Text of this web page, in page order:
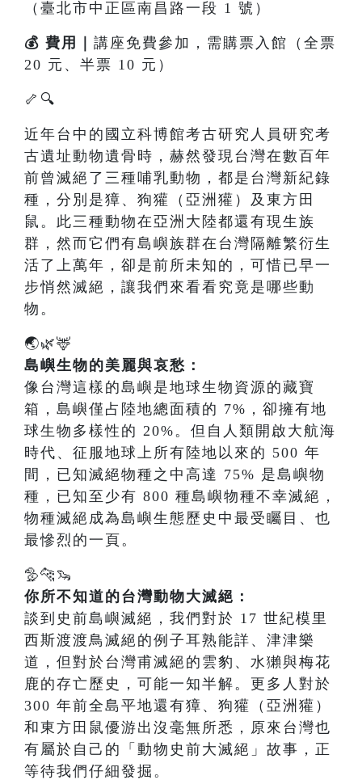
（臺北市中正區南昌路一段 1 號）
💰 費用｜ 講座免費參加，需購票入館（全票
20 元、半票 10 元）
🦴🔍
近年台中的國立科博館考古研究人員研究考
古遺址動物遺骨時，赫然發現台灣在數百年
前曾滅絕了三種哺乳動物，都是台灣新紀錄
種，分別是獐、狗獾（亞洲獾）及東方田
鼠。此三種動物在亞洲大陸都還有現生族
群，然而它們有島嶼族群在台灣隔離繁衍生
活了上萬年，卻是前所未知的，可惜已早一
步悄然滅絕，讓我們來看看究竟是哪些動
物。
🌏🌿🦌
島嶼生物的美麗與哀愁：
像台灣這樣的島嶼是地球生物資源的藏寶
箱，島嶼僅占陸地總面積的 7%，卻擁有地
球生物多樣性的 20%。但自人類開啟大航海
時代、征服地球上所有陸地以來的 500 年
間，已知滅絕物種之中高達 75% 是島嶼物
種，已知至少有 800 種島嶼物種不幸滅絕，
物種滅絕成為島嶼生態歷史中最受矚目、也
最慘烈的一頁。
🦤🐆🦦
你所不知道的台灣動物大滅絕：
談到史前島嶼滅絕，我們對於 17 世紀模里
西斯渡渡鳥滅絕的例子耳熟能詳、津津樂
道，但對於台灣甫滅絕的雲豹、水獺與梅花
鹿的存亡歷史，可能一知半解。更多人對於
300 年前全島平地還有獐、狗獾（亞洲獾）
和東方田鼠優游出沒毫無所悉，原來台灣也
有屬於自己的「動物史前大滅絕」故事，正
等待我們仔細發掘。